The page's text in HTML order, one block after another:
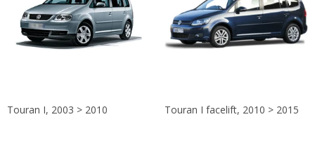
Touran I, 2003 > 2010 Touran I facelift, 2010 > 2015